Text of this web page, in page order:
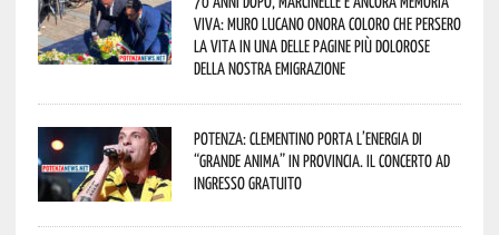
viva: Muro Lucano onora coloro che persero
la vita in una delle pagine più dolorose
della nostra emigrazione
Potenza: Clementino porta l’energia di
“Grande Anima” in provincia. Il concerto ad
ingresso gratuito